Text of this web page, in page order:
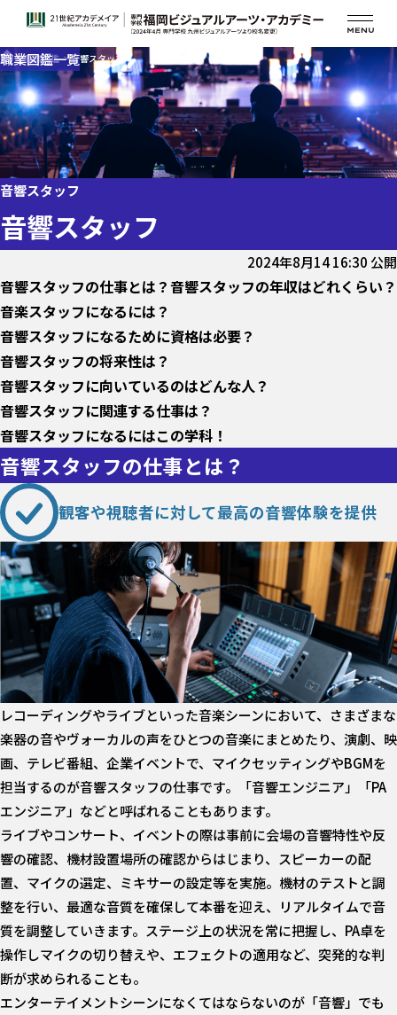
職業図鑑一覧
職業図鑑一覧
アーティストやアニメの アフレコ・ゲーム音楽
舞台
ファッション業界
映画・特撮・ドラマの現場
テレビ番組（情報・バラエティー）
テーマパーク業界
ミュージックビデオ業界
出版業界
ライブ・コンサート系
職業図鑑 音響スタッフ
音響スタッフ
音響スタッフ
2024年8月14 16:30 公開
音響スタッフの仕事とは？音響スタッフの年収はどれくらい？
音楽スタッフになるには？
音響スタッフになるために資格は必要？
音響スタッフの将来性は？
音響スタッフに向いているのはどんな人？
音響スタッフに関連する仕事は？
音響スタッフになるにはこの学科！
音響スタッフの仕事とは？
観客や視聴者に対して最高の音響体験を提供
レコーディングやライブといった音楽シーンにおいて、さまざまな
楽器の音やヴォーカルの声をひとつの音楽にまとめたり、演劇、映
画、テレビ番組、企業イベントで、マイクセッティングやBGMを
担当するのが音響スタッフの仕事です。「音響エンジニア」「PA
エンジニア」などと呼ばれることもあります。
ライブやコンサート、イベントの際は事前に会場の音響特性や反
響の確認、機材設置場所の確認からはじまり、スピーカーの配
置、マイクの選定、ミキサーの設定等を実施。機材のテストと調
整を行い、最適な音質を確保して本番を迎え、リアルタイムで音
質を調整していきます。ステージ上の状況を常に把握し、PA卓を
操作しマイクの切り替えや、エフェクトの適用など、突発的な判
断が求められることも。
エンターテイメントシーンになくてはならないのが「音響」でも